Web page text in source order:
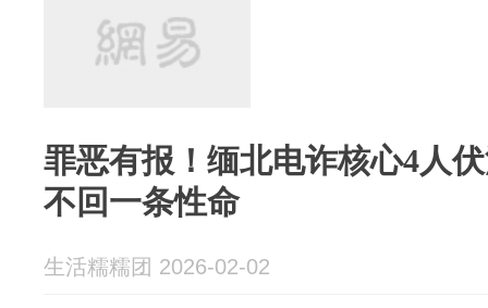
罪恶有报！缅北电诈核心4人
不回一条性命
生活糯糯团 2026-02-02